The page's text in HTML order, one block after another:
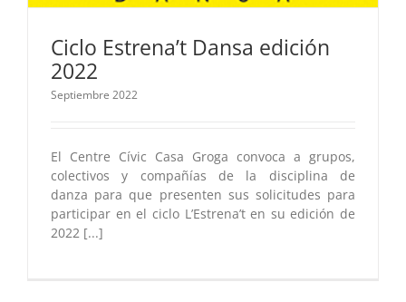
Ciclo Estrena’t Dansa edición
2022
Septiembre 2022
El Centre Cívic Casa Groga convoca a grupos,
colectivos y compañías de la disciplina de
danza para que presenten sus solicitudes para
participar en el ciclo L’Estrena’t en su edición de
2022 [...]